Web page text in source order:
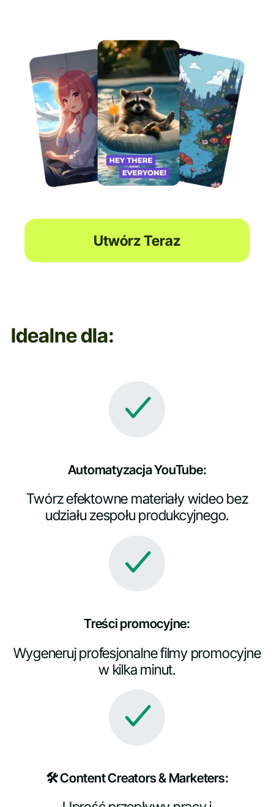
Utwórz Teraz
Idealne dla:
Automatyzacja YouTube:
Twórz efektowne materiały wideo bez
udziału zespołu produkcyjnego.
Treści promocyjne:
Wygeneruj profesjonalne filmy promocyjne
w kilka minut.
🛠️ Content Creators & Marketers: